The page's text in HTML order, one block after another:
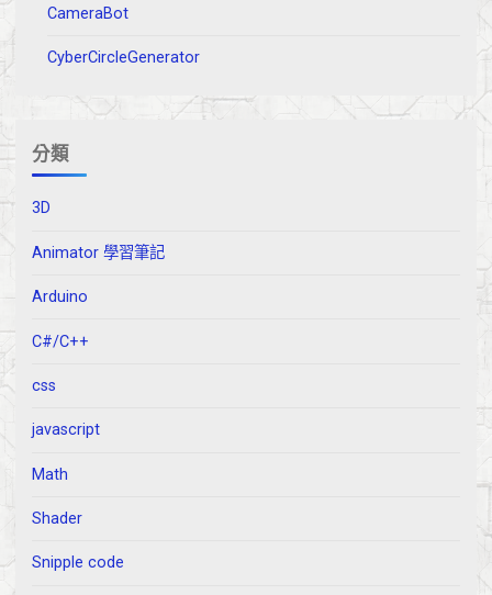
CameraBot
CyberCircleGenerator
分類
3D
Animator 學習筆記
Arduino
C#/C++
css
javascript
Math
Shader
Snipple code